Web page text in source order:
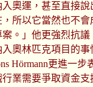
奧運，甚至直接說
所以它當然也不會
。」他更強烈抗議
奧林匹克項目的事
Hörmann更進一步
業需要爭取資金支